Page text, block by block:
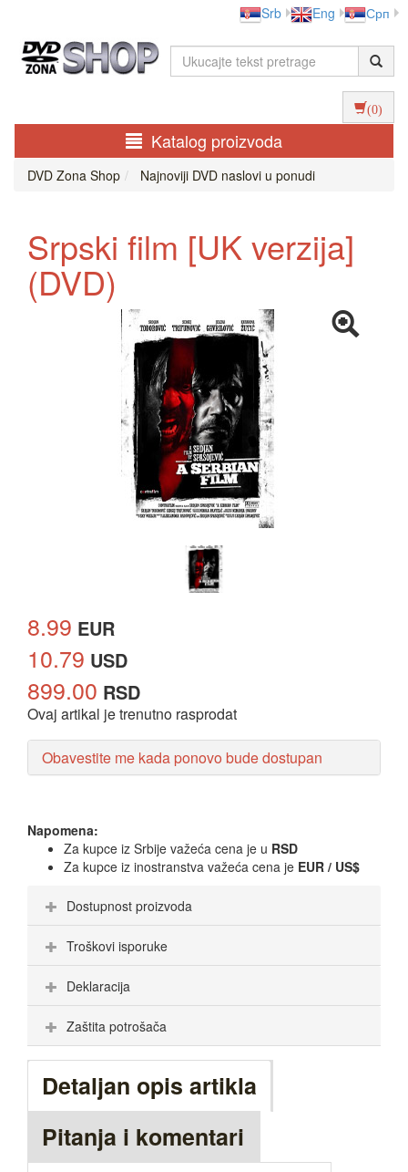
Srb Eng Срп
(0)
Katalog proizvoda
DVD Zona Shop Najnoviji DVD naslovi u ponudi
Srpski film [UK verzija]
(DVD)
8.99 EUR
10.79 USD
899.00 RSD
Ovaj artikal je trenutno rasprodat
Obavestite me kada ponovo bude dostupan
Napomena:
Za kupce iz Srbije važeća cena je u RSD
Za kupce iz inostranstva važeća cena je EUR / US$
Dostupnost proizvoda
Troškovi isporuke
Deklaracija
Zaštita potrošača
Detaljan opis artikla
Pitanja i komentari